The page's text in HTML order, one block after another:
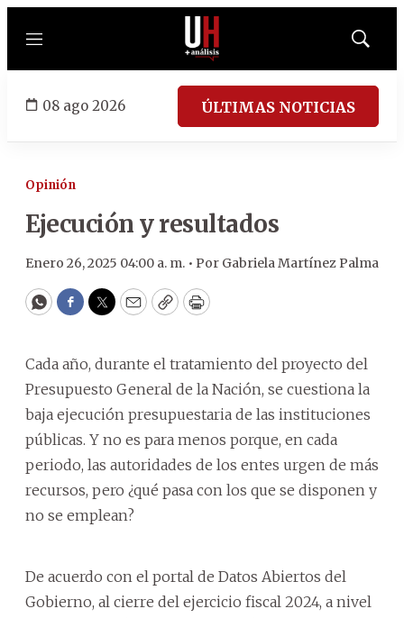
Menú
Mostrar
08 ago 2026 ÚLTIMAS NOTICIAS
Opinión
Ejecución y resultados
Enero 26, 2025 04:00 a. m. • Por Gabriela Martínez Palma
WhatsApp
Facebook
Twitter
EmailCopyPrint
Cada año, durante el tratamiento del proyecto del
Presupuesto General de la Nación, se cuestiona la
baja ejecución presupuestaria de las instituciones
públicas. Y no es para menos porque, en cada
periodo, las autoridades de los entes urgen de más
recursos, pero ¿qué pasa con los que se disponen y
no se emplean?
De acuerdo con el portal de Datos Abiertos del
Gobierno, al cierre del ejercicio fiscal 2024, a nivel